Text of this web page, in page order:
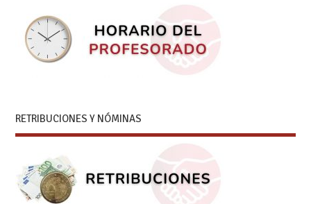
RETRIBUCIONES Y NÓMINAS